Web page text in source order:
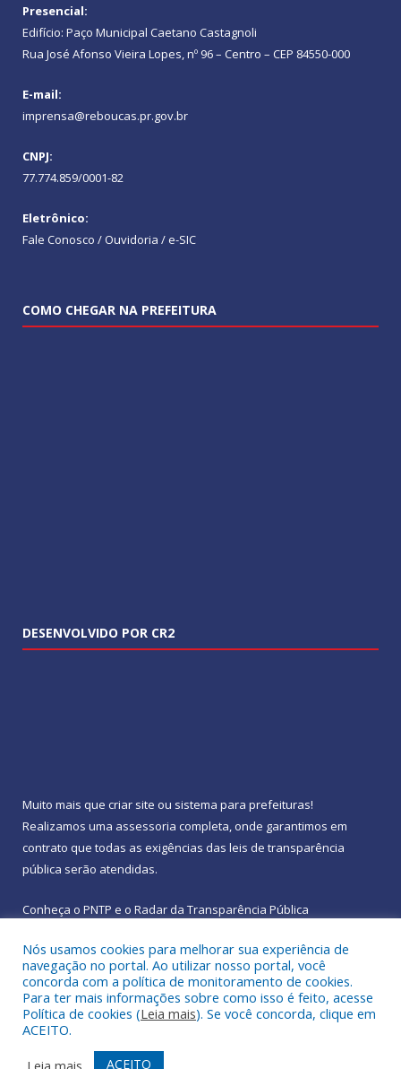
Presencial:
Edifício: Paço Municipal Caetano Castagnoli
Rua José Afonso Vieira Lopes, nº 96 – Centro – CEP 84550-000
E-mail:
imprensa@reboucas.pr.gov.br
CNPJ:
77.774.859/0001-82
Eletrônico:
Fale Conosco / Ouvidoria / e-SIC
COMO CHEGAR NA PREFEITURA
DESENVOLVIDO POR CR2
Muito mais que criar site ou sistema para prefeituras!
Realizamos uma assessoria completa, onde garantimos em
contrato que todas as exigências das leis de transparência
pública serão atendidas.
Conheça o PNTP e o Radar da Transparência Pública
Todos os direitos reservados a Prefeitura Municipal de
Rebouças.
Mapa do Site Acessar Área Administrativa
Nós usamos cookies para melhorar sua experiência de
navegação no portal. Ao utilizar nosso portal, você
concorda com a política de monitoramento de cookies.
Para ter mais informações sobre como isso é feito, acesse
Política de cookies (Leia mais). Se você concorda, clique em
ACEITO.
Leia mais
ACEITO